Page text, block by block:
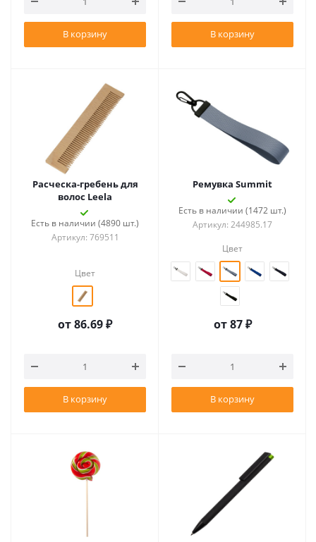
В корзину В корзину
Расческа-гребень для
волос Leela
Есть в наличии (4890 шт.)
Артикул: 769511
Цвет
от86.69 ₽
В корзину
Ремувка Summit
Есть в наличии (1472 шт.)
Артикул: 244985.17
Цвет
от87 ₽
В корзину